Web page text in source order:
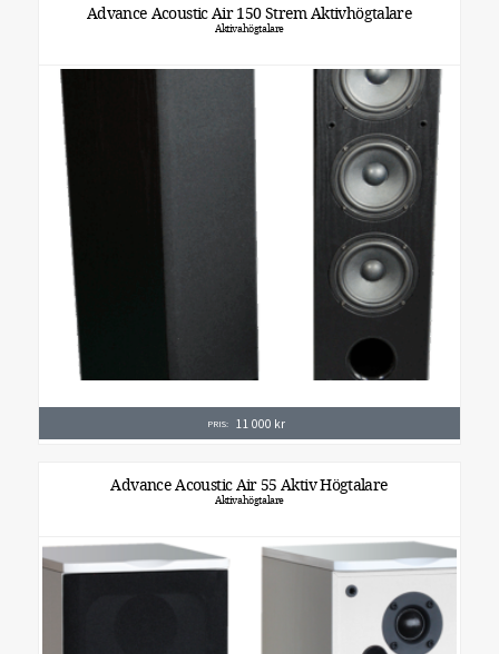
Advance Acoustic Air 150 Strem Aktivhögtalare
Aktivahögtalare
PRIS: 11 000 kr
Advance Acoustic Air 55 Aktiv Högtalare
Aktivahögtalare